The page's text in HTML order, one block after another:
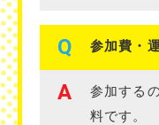
Q 参加費・
A
参加する
料です。